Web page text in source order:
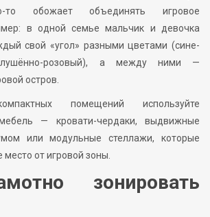
то обожает объединять игровое
в одной семье мальчик и девочка
свой «угол» разными цветами (сине-
розовый), а между ними —
остров.
помещений используйте
— кровати-чердаки, выдвижные
или модульные стеллажи, которые
от игровой зоны.
зонировать